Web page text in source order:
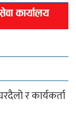
र कार्यकर्ता